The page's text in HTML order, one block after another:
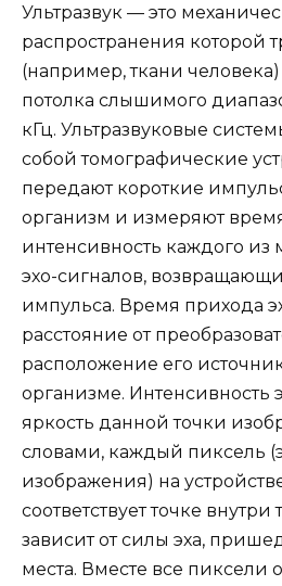
Ультразвук — это
распространения которой
(например, ткани
потолка слышимого
кГц. Ультразвуковые
собой томографические
передают короткие
организм и измеряют
интенсивность каждого из
эхо-сигналов,
импульса. Время прихода
расстояние от
расположение его
организме. Интенсивность
яркость данной точки
словами, каждый пиксель
изображения) на
соответствует точке внутри
зависит от силы эха,
места. Вместе все пиксели